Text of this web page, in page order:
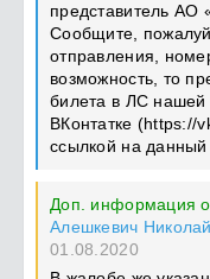
представитель АО
Сообщите,
отправления,
возможность, то
билета в ЛС нашей
ВКонтатке (https://
ссылкой на данный
Доп. информация
Алешкевич
01.08.2020